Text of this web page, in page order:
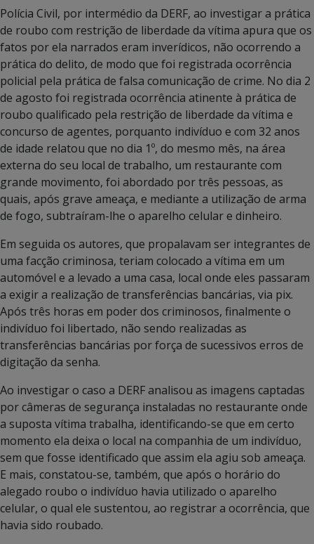
Polícia Civil, por intermédio da DERF, ao investigar a prática
de roubo com restrição de liberdade da vítima apura que os
fatos por ela narrados eram inverídicos, não ocorrendo a
prática do delito, de modo que foi registrada ocorrência
policial pela prática de falsa comunicação de crime. No dia 2
de agosto foi registrada ocorrência atinente à prática de
roubo qualificado pela restrição de liberdade da vítima e
concurso de agentes, porquanto indivíduo e com 32 anos
de idade relatou que no dia 1º, do mesmo mês, na área
externa do seu local de trabalho, um restaurante com
grande movimento, foi abordado por três pessoas, as
quais, após grave ameaça, e mediante a utilização de arma
de fogo, subtraíram-lhe o aparelho celular e dinheiro.
Em seguida os autores, que propalavam ser integrantes de
uma facção criminosa, teriam colocado a vítima em um
automóvel e a levado a uma casa, local onde eles passaram
a exigir a realização de transferências bancárias, via pix.
Após três horas em poder dos criminosos, finalmente o
indivíduo foi libertado, não sendo realizadas as
transferências bancárias por força de sucessivos erros de
digitação da senha.
Ao investigar o caso a DERF analisou as imagens captadas
por câmeras de segurança instaladas no restaurante onde
a suposta vítima trabalha, identificando-se que em certo
momento ela deixa o local na companhia de um indivíduo,
sem que fosse identificado que assim ela agiu sob ameaça.
E mais, constatou-se, também, que após o horário do
alegado roubo o indivíduo havia utilizado o aparelho
celular, o qual ele sustentou, ao registrar a ocorrência, que
havia sido roubado.